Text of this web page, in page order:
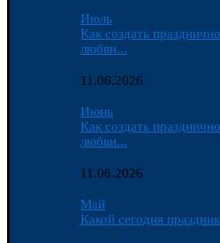
Июль
Как создать
любви...
11.06.2026
Июнь
Как создать
любви...
11.06.2026
Май
Какой сегодня